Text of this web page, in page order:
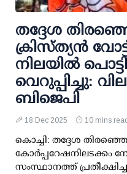
തദ്ദേശ
ക്രിസ്ത്യന്‍
നിലയില്‍
വെറുപ്പിച്ചു:
ബിജെപി
18 Dec 2025 10 mins read
കൊച്ചി: തദ്ദേശ
കോര്‍പ്പറേഷനിലടക്കം
സംസ്ഥാനത്ത്